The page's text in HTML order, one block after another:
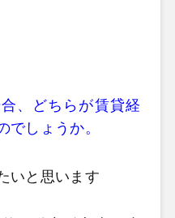
、どちらが賃貸経
でしょうか。
いと思います